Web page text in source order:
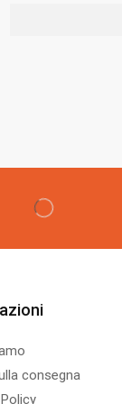
consegna